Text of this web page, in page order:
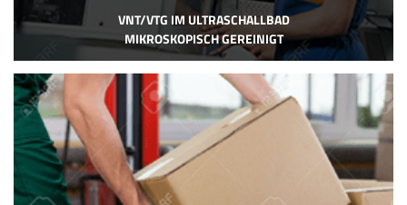
VNT/VTG IM ULTRASCHALLBAD
MIKROSKOPISCH GEREINIGT